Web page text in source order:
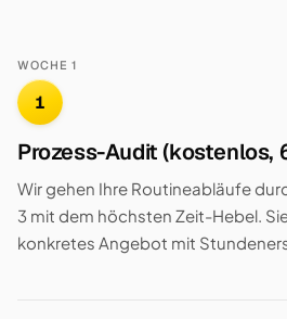
WOCHE 1
1
Prozess-Audit (kostenlos,
Wir gehen Ihre Routineabläufe
3 mit dem höchsten Zeit-Hebel.
konkretes Angebot mit